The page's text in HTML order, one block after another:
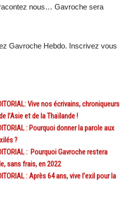
nous… Gavroche sera
Gavroche Hebdo. Inscrivez vous
Vive nos écrivains, chroniqueurs
l’Asie et de la Thaïlande !
: Pourquoi donner la parole aux
?
: Pourquoi Gavroche restera
sans frais, en 2022
: Après 64 ans, vive l’exil pour la